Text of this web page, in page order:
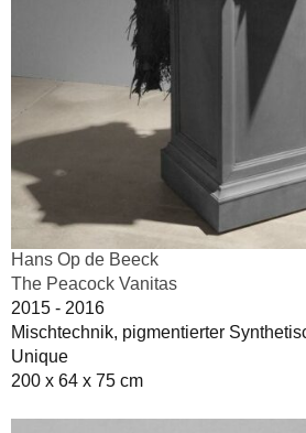
Hans Op de Beeck
The Peacock Vanitas
2015 - 2016
Mischtechnik, pigmentierter
Unique
200 x 64 x 75 cm